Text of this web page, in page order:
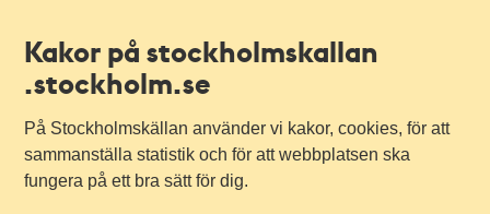
Kakor på stockholmskallan
.stockholm.se
På Stockholmskällan använder vi kakor, cookies, för att
sammanställa statistik och för att webbplatsen ska
fungera på ett bra sätt för dig.